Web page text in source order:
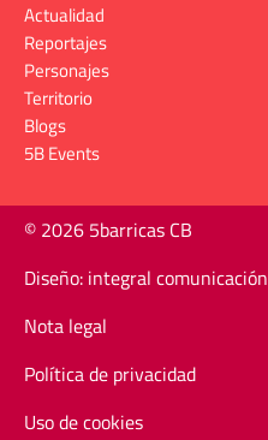
Actualidad
Reportajes
Personajes
Territorio
Blogs
5B Events
© 2026 5barricas CB
Diseño: integral comunicación
Nota legal
Política de privacidad
Uso de cookies